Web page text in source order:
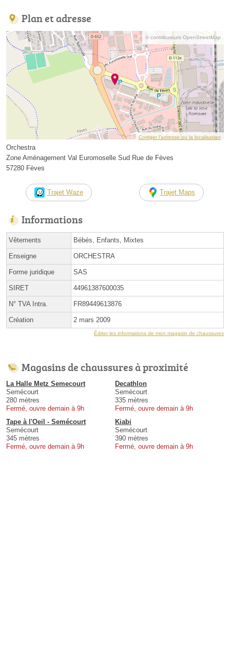
Plan et adresse
© contributeurs OpenStreetMap
Corriger l’adresse ou la localisation
Orchestra
Zone Aménagement Val Euromoselle Sud Rue de Fèves
57280 Fèves
Trajet Waze Trajet Maps
Informations
Vêtements Bébés, Enfants, Mixtes
Enseigne ORCHESTRA
Forme juridique SAS
SIRET 44961387600035
N° TVA Intra. FR89449613876
Création 2 mars 2009
Éditer les informations de mon magasin de chaussures
Magasins de chaussures à proximité
La Halle Metz Semecourt
Semécourt
280 mètres
Fermé, ouvre demain à 9h
Decathlon
Semécourt
335 mètres
Fermé, ouvre demain à 9h
Tape à l'Oeil - Semécourt
Semécourt
345 mètres
Fermé, ouvre demain à 9h
Kiabi
Semécourt
390 mètres
Fermé, ouvre demain à 9h